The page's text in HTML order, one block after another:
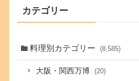
カテゴリー
料理別カテゴリー (8,585)
大阪・関西万博 (20)